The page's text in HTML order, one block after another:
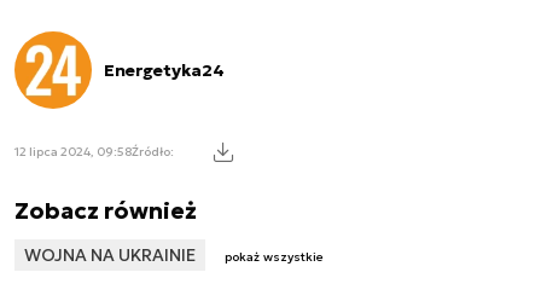
Energetyka24
12 lipca 2024, 09:58Źródło:
Zobacz również
WOJNA NA UKRAINIE pokaż wszystkie